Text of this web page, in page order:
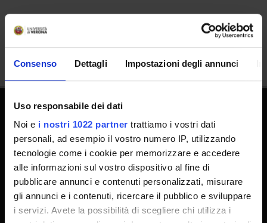
Consenso Dettagli Impostazioni degli annunci
Uso responsabile dei dati
Noi e i nostri 1022 partner trattiamo i vostri dati
personali, ad esempio il vostro numero IP, utilizzando
tecnologie come i cookie per memorizzare e accedere
alle informazioni sul vostro dispositivo al fine di
pubblicare annunci e contenuti personalizzati, misurare
gli annunci e i contenuti, ricercare il pubblico e sviluppare
i servizi. Avete la possibilità di scegliere chi utilizza i
Dottorati
Master
Contatti e mappa
Supporto tecnico
Area Amministrativa
MyUnivr